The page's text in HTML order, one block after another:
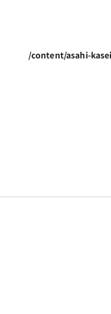
/content/asahi-